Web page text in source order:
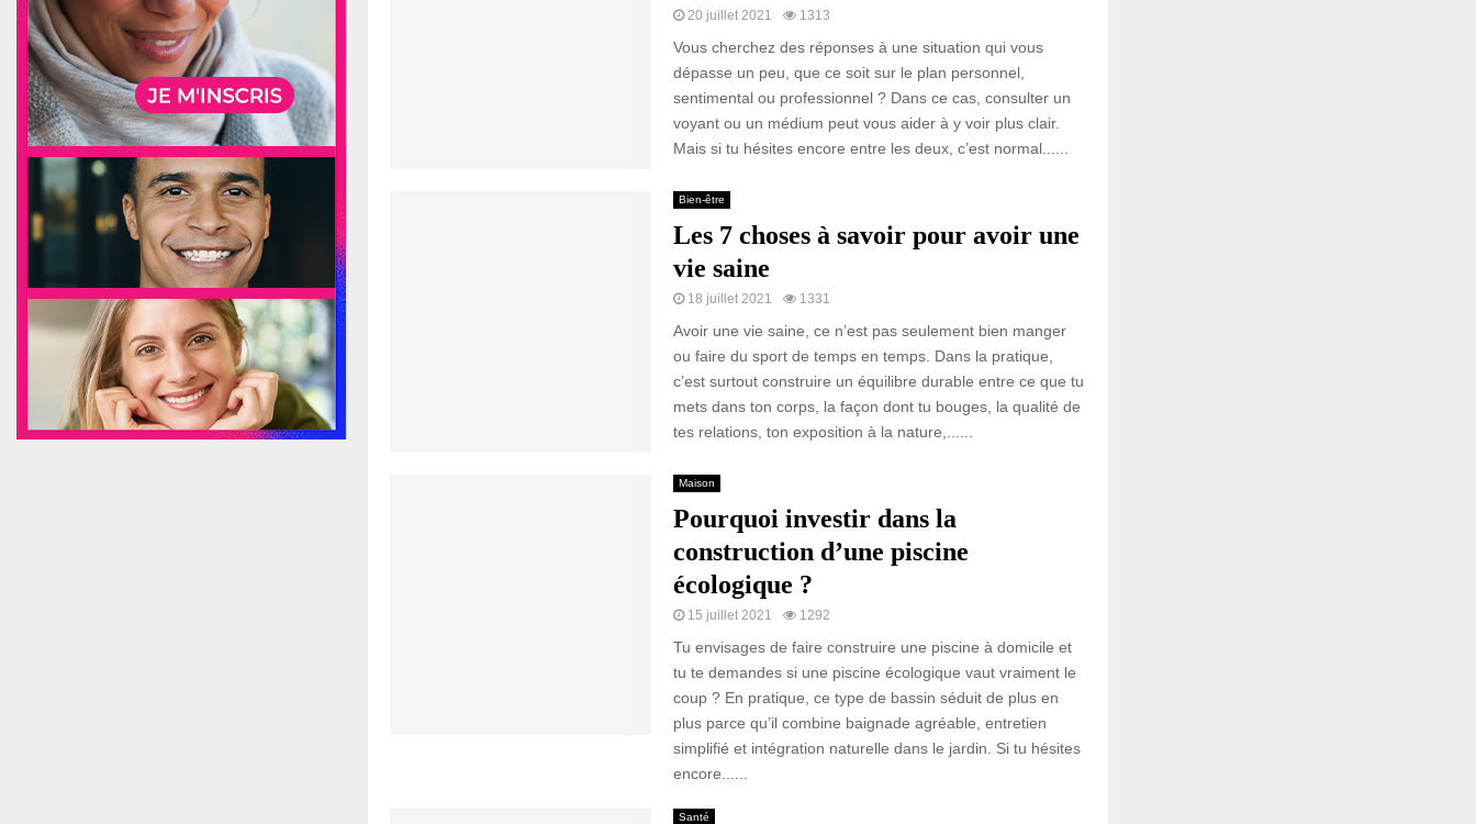
20 juillet 2021 1313
Vous cherchez des réponses à une situation qui vous
dépasse un peu, que ce soit sur le plan personnel,
sentimental ou professionnel ? Dans ce cas, consulter un
voyant ou un médium peut vous aider à y voir plus clair.
Mais si tu hésites encore entre les deux, c’est normal......
Bien-être
Les 7 choses à savoir pour avoir une
vie saine
18 juillet 2021 1331
Avoir une vie saine, ce n’est pas seulement bien manger
ou faire du sport de temps en temps. Dans la pratique,
c’est surtout construire un équilibre durable entre ce que tu
mets dans ton corps, la façon dont tu bouges, la qualité de
tes relations, ton exposition à la nature,......
Maison
Pourquoi investir dans la
construction d’une piscine
écologique ?
15 juillet 2021 1292
Tu envisages de faire construire une piscine à domicile et
tu te demandes si une piscine écologique vaut vraiment le
coup ? En pratique, ce type de bassin séduit de plus en
plus parce qu’il combine baignade agréable, entretien
simplifié et intégration naturelle dans le jardin. Si tu hésites
encore......
Santé